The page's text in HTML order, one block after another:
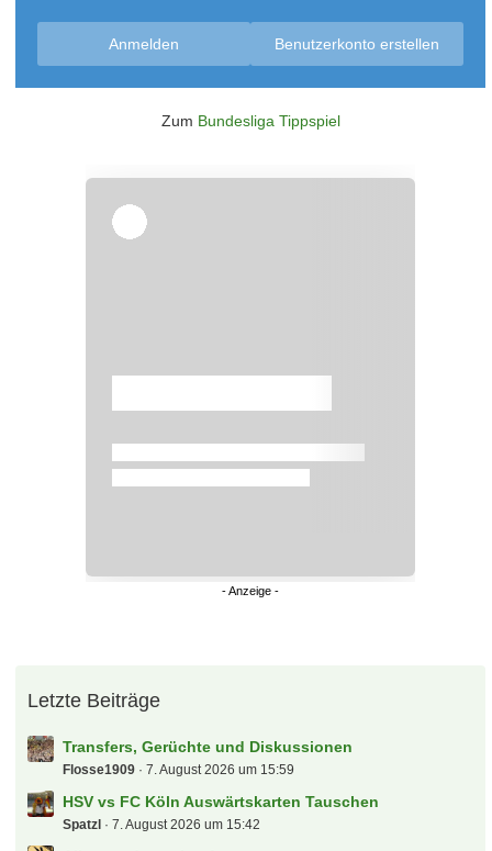
Benutzerkonto erstellen
Anmelden
Zum Bundesliga Tippspiel
Letzte Beiträge
Transfers, Gerüchte und Diskussionen
Flosse1909 7. August 2026 um 15:59
HSV vs FC Köln Auswärtskarten Tauschen
Spatzl 7. August 2026 um 15:42